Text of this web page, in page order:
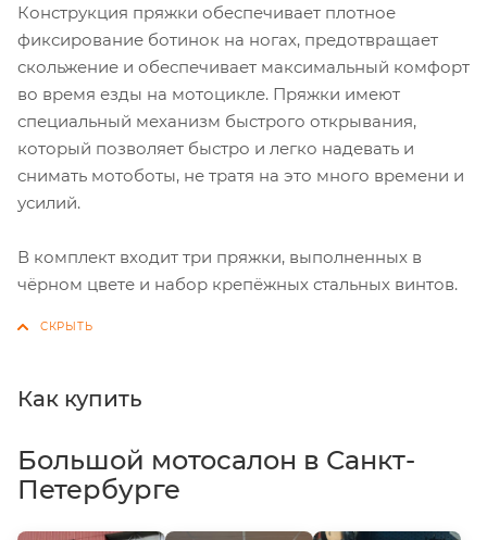
Конструкция пряжки обеспечивает плотное
фиксирование ботинок на ногах, предотвращает
скольжение и обеспечивает максимальный комфорт
во время езды на мотоцикле. Пряжки имеют
специальный механизм быстрого открывания,
который позволяет быстро и легко надевать и
снимать мотоботы, не тратя на это много времени и
усилий.
В комплект входит три пряжки, выполненных в
чёрном цвете и набор крепёжных стальных винтов.
Как купить
Большой мотосалон в Санкт-
Петербурге